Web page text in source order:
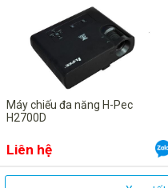
Máy chiếu đa năng H-Pec
H2700D
Liên hệ